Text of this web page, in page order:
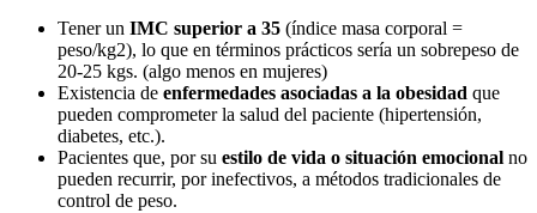
Tener un IMC superior a 35 (índice masa corporal =
peso/kg2), lo que en términos prácticos sería un sobrepeso de
20-25 kgs. (algo menos en mujeres)
Existencia de enfermedades asociadas a la obesidad que
pueden comprometer la salud del paciente (hipertensión,
diabetes, etc.).
Pacientes que, por su estilo de vida o situación emocional no
pueden recurrir, por inefectivos, a métodos tradicionales de
control de peso.